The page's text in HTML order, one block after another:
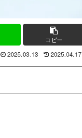
コピー
2025.03.13 2025.04.17